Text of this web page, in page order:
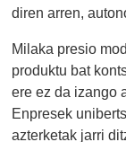
diren arren,
Milaka presio
produktu bat
ere ez da izango
Enpresek
azterketak jarri